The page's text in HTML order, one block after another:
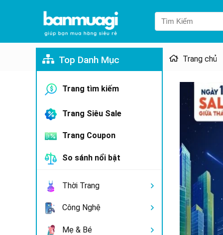
Top Danh Mục
Trang tìm kiếm
Trang Siêu Sale
Trang Coupon
So sánh nổi bật
Thời Trang
Công Nghệ
Mẹ & Bé
Trang chủ